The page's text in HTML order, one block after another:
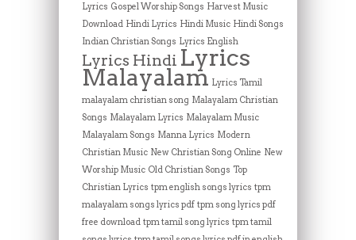
Lyrics Gospel Worship Songs Harvest Music
Download Hindi Lyrics Hindi Music Hindi Songs
Indian Christian Songs Lyrics English
Lyrics Hindi Lyrics
Malayalam Lyrics Tamil
malayalam christian song Malayalam Christian
Songs Malayalam Lyrics Malayalam Music
Malayalam Songs Manna Lyrics Modern
Christian Music New Christian Song Online New
Worship Music Old Christian Songs Top
Christian Lyrics tpm english songs lyrics tpm
malayalam songs lyrics pdf tpm song lyrics pdf
free download tpm tamil song lyrics tpm tamil